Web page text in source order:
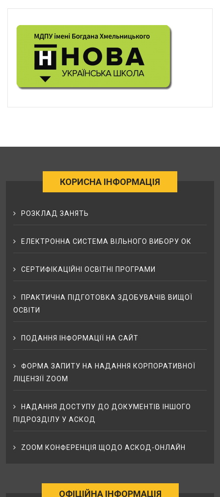
КОРИСНА ІНФОРМАЦІЯ
РОЗКЛАД ЗАНЯТЬ
ЕЛЕКТРОННА СИСТЕМА ВІЛЬНОГО ВИБОРУ ОК
СЕРТИФІКАЦІЙНІ ОСВІТНІ ПРОГРАМИ
ПРАКТИЧНА ПІДГОТОВКА ЗДОБУВАЧІВ ВИЩОЇ
ОСВІТИ
ПОДАННЯ ІНФОРМАЦІЇ НА САЙТ
ФОРМА ЗАПИТУ НА НАДАННЯ КОРПОРАТИВНОЇ
ЛІЦЕНЗІЇ ZOOM
НАДАННЯ ДОСТУПУ ДО ДОКУМЕНТІВ ІНШОГО
ПІДРОЗДІЛУ У АСКОД
ZOOM КОНФЕРЕНЦІЯ ЩОДО АСКОД-ОНЛАЙН
ОФІЦІЙНА ІНФОРМАЦІЯ